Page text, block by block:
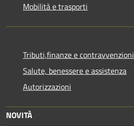
Mobilità e trasporti
Tributi,finanze e contravvenzioni
Salute, benessere e assistenza
Autorizzazioni
NOVITÀ